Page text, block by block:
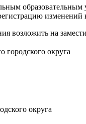
образовательным
изменений
возложить на
городского округа
округа